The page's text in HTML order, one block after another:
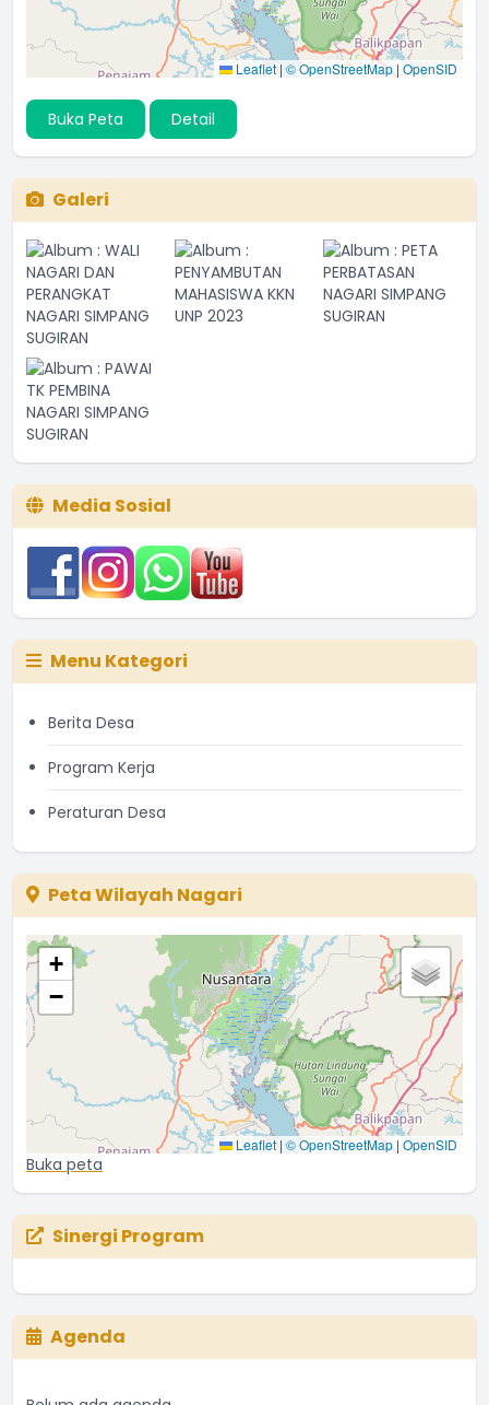
Leaflet | © OpenStreetMap| OpenSID
Buka Peta Detail
Galeri
Media Sosial
Menu Kategori
Berita Desa
Program Kerja
Peraturan Desa
Peta Wilayah Nagari
+
−
Leaflet | © OpenStreetMap| OpenSID
Buka peta
Sinergi Program
Agenda